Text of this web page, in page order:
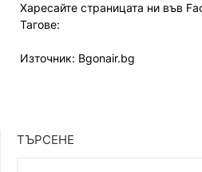
Харесайте страницата ни във
Тагове:
Източник: Bgonair.bg
ТЪРСЕНЕ